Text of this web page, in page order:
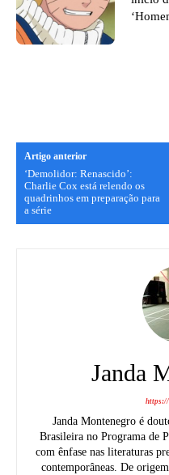
Artigo anterior
‘Demolidor: Renascido’:
Charlie Cox está relendo os
quadrinhos em preparação para
a série
Janda
https://
Janda Montenegro é
Brasileira no Programa de
com ênfase nas literaturas
contemporâneas. De